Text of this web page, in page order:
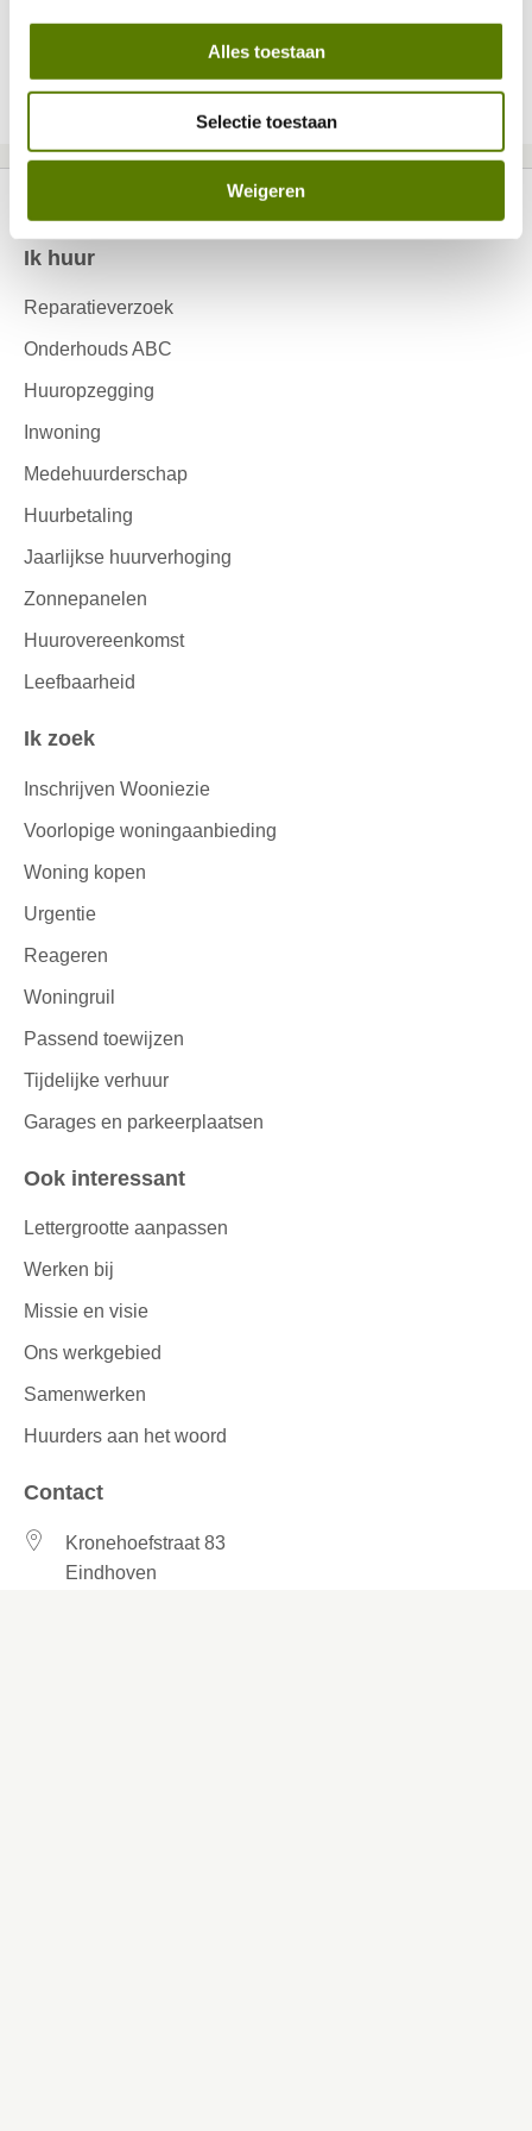
Alles toestaan
Selectie toestaan
Weigeren
Selecteer een pagina
1 2 3 4 5 6
Contactinformatie
Ik huur
Reparatieverzoek
Onderhouds ABC
Huuropzegging
Inwoning
Medehuurderschap
Huurbetaling
Jaarlijkse huurverhoging
Zonnepanelen
Huurovereenkomst
Leefbaarheid
Ik zoek
Inschrijven Wooniezie
Voorlopige woningaanbieding
Woning kopen
Urgentie
Reageren
Woningruil
Passend toewijzen
Tijdelijke verhuur
Garages en parkeerplaatsen
Ook interessant
Lettergrootte aanpassen
Werken bij
Missie en visie
Ons werkgebied
Samenwerken
Huurders aan het woord
Contact
Kronehoefstraat 83
Eindhoven